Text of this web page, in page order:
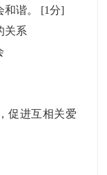
谐。 [1分]
关系
促进互相关爱